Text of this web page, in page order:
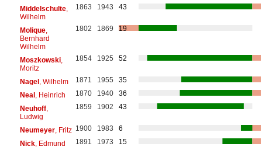
Middelschulte,
Wilhelm
1863 1943 43
Molique,
Bernhard
Wilhelm
1802 1869 19
Moszkowski,
Moritz
1854 1925 52
Nagel, Wilhelm 1871 1955
35
Neal, Heinrich 1870 1940
36
Neuhoff,
Ludwig
1859 1902 43
Neumeyer, Fritz 1900 1983
6
Nick, Edmund 1891 1973
15